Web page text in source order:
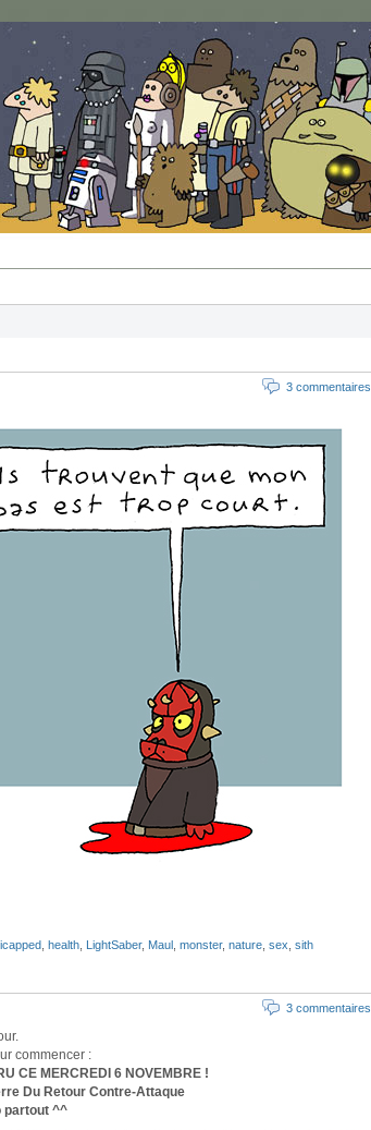
3 commentaires
health LightSaber, Maul monster, nature sex sith
3 commentaires
commencer :
CE MERCREDI 6 NOVEMBRE !
Du Retour Contre-Attaque
partout ^^